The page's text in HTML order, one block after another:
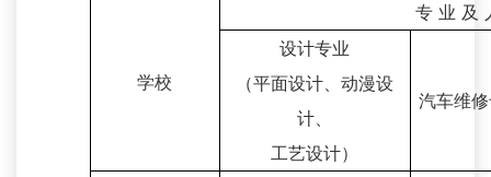
学校
专业 及
设计专业
（平面设计、动漫设
计、
工艺设计）
汽车维